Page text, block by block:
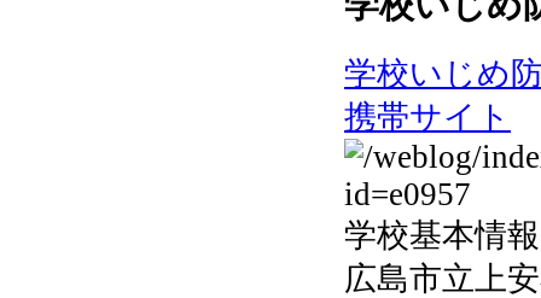
学校いじめ
携帯サイト
学校基本情報
広島市立上